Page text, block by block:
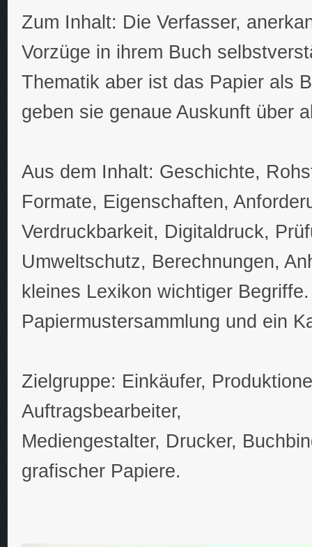
Zum Inhalt: Die Verfasser,
Vorzüge in ihrem Buch
Thematik aber ist das Papier als
geben sie genaue Auskunft über
Aus dem Inhalt: Geschichte,
Formate, Eigenschaften,
Verdruckbarkeit, Digitaldruck,
Umweltschutz, Berechnungen,
kleines Lexikon wichtiger
Papiermustersammlung und ein
Zielgruppe: Einkäufer,
Auftragsbearbeiter,
Mediengestalter, Drucker,
grafischer Papiere.